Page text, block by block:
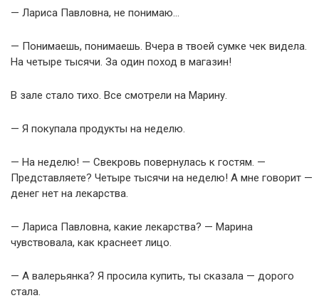
— Лариса Павловна, не понимаю…
— Понимаешь, понимаешь. Вчера в твоей сумке чек видела.
На четыре тысячи. За один поход в магазин!
В зале стало тихо. Все смотрели на Марину.
— Я покупала продукты на неделю.
— На неделю! — Свекровь повернулась к гостям. —
Представляете? Четыре тысячи на неделю! А мне говорит —
денег нет на лекарства.
— Лариса Павловна, какие лекарства? — Марина
чувствовала, как краснеет лицо.
— А валерьянка? Я просила купить, ты сказала — дорого
стала.